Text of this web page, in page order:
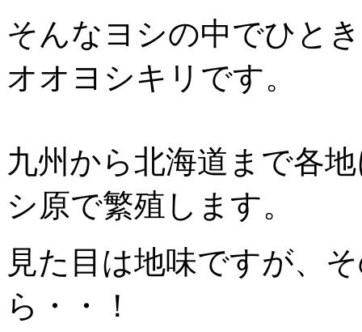
そんなヨシの中でひと
オオヨシキリです。
九州から北海道まで各
シ原で繁殖します。
見た目は地味ですが、
ら・・！